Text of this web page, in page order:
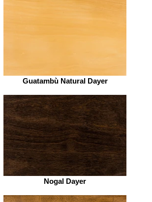
Guatambù Natural Dayer
Nogal Dayer